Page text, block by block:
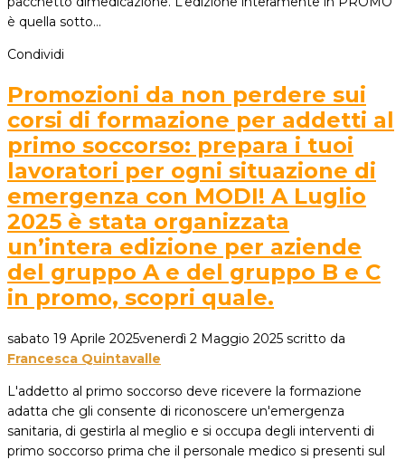
è quella sotto…
Condividi
Promozioni da non perdere sui
corsi di formazione per addetti al
primo soccorso: prepara i tuoi
lavoratori per ogni situazione di
emergenza con MODI! A Luglio
2025 è stata organizzata
un’intera edizione per aziende
del gruppo A e del gruppo B e C
in promo, scopri quale.
sabato 19 Aprile 2025venerdì 2 Maggio 2025 scritto da
Francesca Quintavalle
L'addetto al primo soccorso deve ricevere la formazione
adatta che gli consente di riconoscere un'emergenza
sanitaria, di gestirla al meglio e si occupa degli interventi di
primo soccorso prima che il personale medico si presenti sul